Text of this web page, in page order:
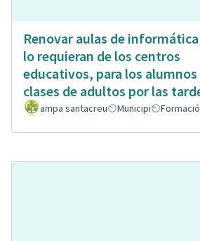
Renovar aulas de
lo requieran de los centros
educativos, para los alumnos
clases de adultos por las
ampa santacreu Municipi Formació